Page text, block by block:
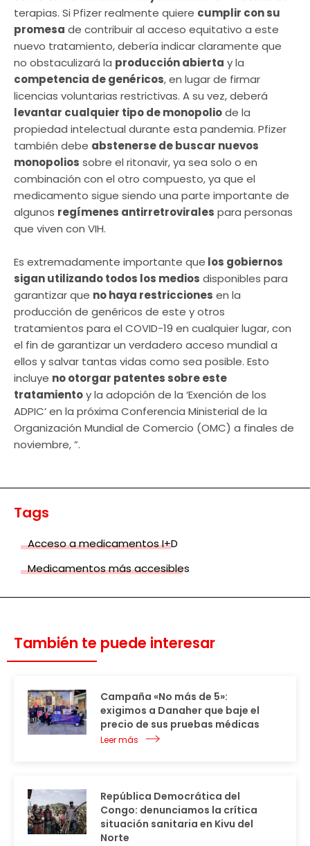
terapias. Si Pfizer realmente quiere cumplir con su
promesa de contribuir al acceso equitativo a este
nuevo tratamiento, debería indicar claramente que
no obstaculizará la producción abierta y la
competencia de genéricos, en lugar de firmar
licencias voluntarias restrictivas. A su vez, deberá
levantar cualquier tipo de monopoliode la
propiedad intelectual durante esta pandemia. Pfizer
también debe abstenerse de buscar nuevos
monopolios sobre el ritonavir, ya sea solo o en
combinación con el otro compuesto, ya que el
medicamento sigue siendo una parte importante de
algunos regímenes antirretrovirales para personas
que viven con VIH.
Es extremadamente importante que los gobiernos
sigan utilizando todos los medios disponibles para
garantizar que no haya restricciones en la
producción de genéricos de este y otros
tratamientos para el COVID-19 en cualquier lugar, con
el fin de garantizar un verdadero acceso mundial a
ellos y salvar tantas vidas como sea posible. Esto
incluye no otorgar patentes sobre este
tratamientoy la adopción de la ‘Exención de los
ADPIC’ en la próxima Conferencia Ministerial de la
Organización Mundial de Comercio (OMC) a finales de
noviembre, ”.
Tags
Acceso a medicamentos I+D
Medicamentos más accesibles
También te puede interesar
Campaña «No más de 5»:
exigimos a Danaher que baje el
precio de sus pruebas médicas
Leer más
República Democrática del
Congo: denunciamos la crítica
situación sanitaria en Kivu del
Norte